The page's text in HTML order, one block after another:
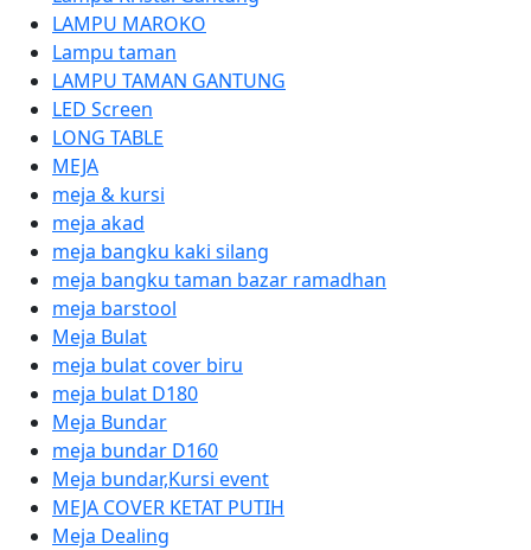
LAMPU MAROKO
Lampu taman
LAMPU TAMAN GANTUNG
LED Screen
LONG TABLE
MEJA
meja & kursi
meja akad
meja bangku kaki silang
meja bangku taman bazar ramadhan
meja barstool
Meja Bulat
meja bulat cover biru
meja bulat D180
Meja Bundar
meja bundar D160
Meja bundar,Kursi event
MEJA COVER KETAT PUTIH
Meja Dealing